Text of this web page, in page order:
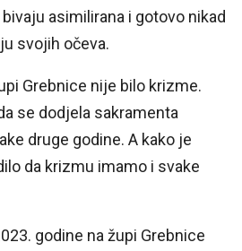
asimilirana i gotovo nikad
svojih očeva.
Grebnice nije bilo krizme.
se dodjela sakramenta
druge godine. A kako je
da krizmu imamo i svake
godine na župi Grebnice